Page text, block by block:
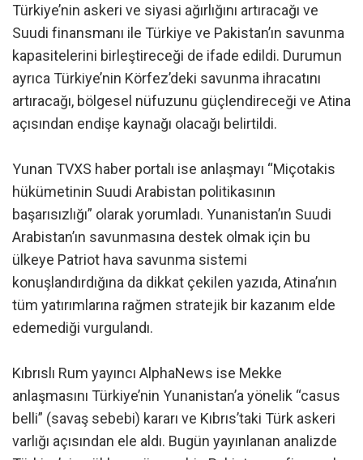
Türkiye’nin askeri ve siyasi ağırlığını artıracağı ve
Suudi finansmanı ile Türkiye ve Pakistan’ın savunma
kapasitelerini birleştireceği de ifade edildi. Durumun
ayrıca Türkiye’nin Körfez’deki savunma ihracatını
artıracağı, bölgesel nüfuzunu güçlendireceği ve Atina
açısından endişe kaynağı olacağı belirtildi.
Yunan TVXS haber portalı ise anlaşmayı “Miçotakis
hükümetinin Suudi Arabistan politikasının
başarısızlığı” olarak yorumladı. Yunanistan’ın Suudi
Arabistan’ın savunmasına destek olmak için bu
ülkeye Patriot hava savunma sistemi
konuşlandırdığına da dikkat çekilen yazıda, Atina’nın
tüm yatırımlarına rağmen stratejik bir kazanım elde
edemediği vurgulandı.
Kıbrıslı Rum yayıncı AlphaNews ise Mekke
anlaşmasını Türkiye’nin Yunanistan’a yönelik “casus
belli” (savaş sebebi) kararı ve Kıbrıs’taki Türk askeri
varlığı açısından ele aldı. Bugün yayınlanan analizde